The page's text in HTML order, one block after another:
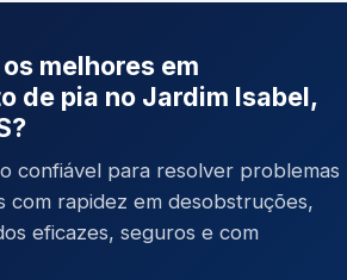
melhores em
de pia no Jardim Isabel,
confiável para resolver problemas
com rapidez em desobstruções,
eficazes, seguros e com